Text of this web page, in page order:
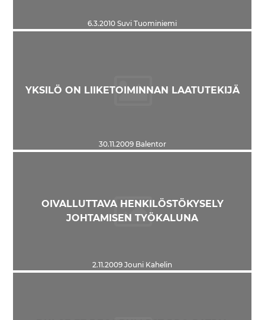
6.3.2010 Suvi Tuominiemi
YKSILÖ ON LIIKETOIMINNAN LAATUTEKIJÄ
30.11.2009Balentor
OIVALLUTTAVA HENKILÖSTÖKYSELY
JOHTAMISEN TYÖKALUNA
2.11.2009 Jouni Kahelin